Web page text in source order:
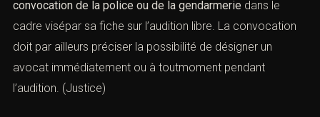
Justice.fr est explicite :il est obligatoire de se rendre à
une convocation de la police ou de la gendarmerie dans
le cadre visépar sa fiche sur l’audition libre. La
convocation doit par ailleurs préciser la possibilité de
recherchez un avocat spécialisé en droit pénal ? Laissez-
vos coordonnées et nous vous contacterons.